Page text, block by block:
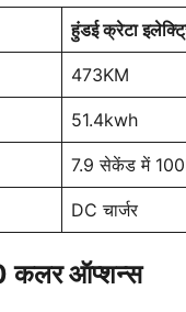
हुंडई क्रेटा
473KM
51.4kwh
7.9 सेकेंड में
DC चार्जर
कलर ऑप्शन्स